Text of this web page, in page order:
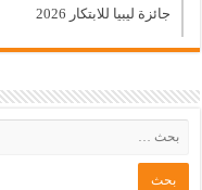
جائزة ليبيا للابتكار 2026